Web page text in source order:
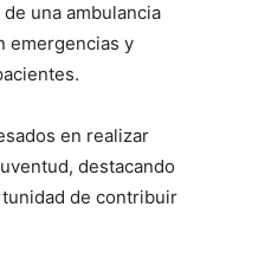
una ambulancia
emergencias y
en realizar
destacando
de contribuir